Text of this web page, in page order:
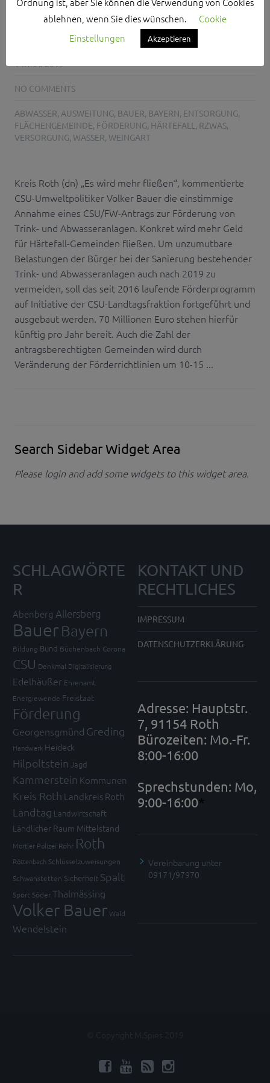
14. MAI 2019
NO COMMENTS
ABWASSER, AUSWEITUNG, BAUER, BAYERN, ENTSORGUNG,
FLÄCHENGEMEINDE, FÖRDERUNG, HÄRTEFALL , RZWAS,
VERSORGUNG, WASSER, WEINGART
Kreis Roth (dn) „Es wird mehr fließen“, kommentierte
CSU-Umweltpolitiker Volker Bauer die einstimmige
Annahme eines CSU/FW-Antrags zur Förderung von
Trink- und Abwasseranlagen. Konkret wird mehr Geld
für Härtefall-Gemeinden fließen. Um unzumutbare
Belastungen der Bürger bei der Sanierung bestehender
Trink- und Abwasseranlagen auch nach 2019 zu
vermeiden, soll das seit 2016 laufende Förderprogramm
auf Initiative der CSU-Landtagsfraktion fortgeführt und
ausgebaut werden. 70 Millionen Euro stehen hierfür
künftig pro Jahr bereit. Auch die Zahl der
antragsberechtigten Gemeinden wird durch
Veränderung der Förderrichtlinien um 10-15 ...
Search Sidebar Widget Area
Please login and add some widgets to this widget area.
SCHLAGWÖRTE
R
Abenberg Allersberg
Bauer Bayern
Bildung Bund Büchenbach Corona
CSU Denkmal Digitalisierung
Edelhäußer Ehrenamt
Energiewende Freistaat
Förderung
Georgensgmünd Greding
Handwerk Heideck
Hilpoltstein Jagd
Kammerstein Kommunen
Kreis Roth Landkreis Roth
Landtag Landwirtschaft
Ländlicher Raum Mittelstand
Mortler Polizei Rohr Roth
Röttenbach Schlüsselzuweisungen
Schwanstetten Sicherheit Spalt
Sport SöderThalmässing
Volker BauerWald
Wendelstein
KONTAKT UND
RECHTLICHES
IMPRESSUM
DATENSCHUTZERKLÄRUNG
Adresse: Hauptstr.
7, 91154 Roth
Bürozeiten: Mo.-Fr.
8:00-16:00
Sprechstunden: Mo,
9:00-16:00*
Vereinbarung unter
09171/97970
ablehnen, wenn Sie dies wünschen.
Cookie
Einstellungen
Akzeptieren